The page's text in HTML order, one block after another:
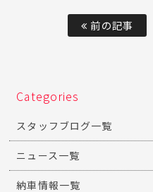
前の記事
Categories
スタッフブログ一覧
ニュース一覧
納車情報一覧